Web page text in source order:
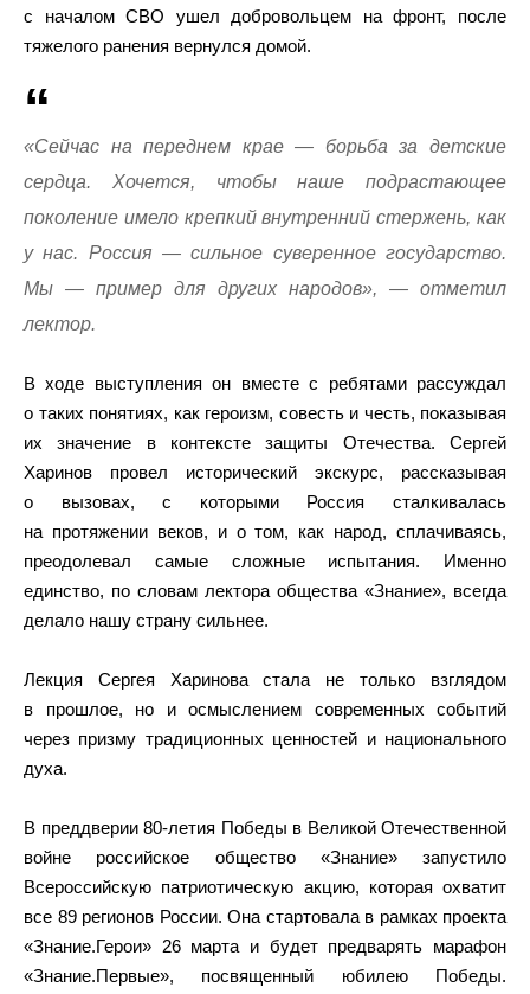
с началом СВО ушел добровольцем на фронт, после
тяжелого ранения вернулся домой.
«Сейчас на переднем крае — борьба за детские
сердца. Хочется, чтобы наше подрастающее
поколение имело крепкий внутренний стержень, как
у нас. Россия — сильное суверенное государство.
Мы — пример для других народов», — отметил
лектор.
В ходе выступления он вместе с ребятами рассуждал
о таких понятиях, как героизм, совесть и честь, показывая
их значение в контексте защиты Отечества. Сергей
Харинов провел исторический экскурс, рассказывая
о вызовах, с которыми Россия сталкивалась
на протяжении веков, и о том, как народ, сплачиваясь,
преодолевал самые сложные испытания. Именно
единство, по словам лектора общества «Знание», всегда
делало нашу страну сильнее.
Лекция Сергея Харинова стала не только взглядом
в прошлое, но и осмыслением современных событий
через призму традиционных ценностей и национального
духа.
В преддверии 80-летия Победы в Великой Отечественной
войне российское общество «Знание» запустило
Всероссийскую патриотическую акцию, которая охватит
все 89 регионов России. Она стартовала в рамках проекта
«Знание.Герои» 26 марта и будет предварять марафон
«Знание.Первые», посвященный юбилею Победы.